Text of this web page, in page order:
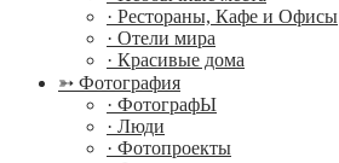
· Рестораны, Кафе и Офисы
· Отели мира
· Красивые дома
➳ Фотография
· ФотографЫ
· Люди
· Фотопроекты